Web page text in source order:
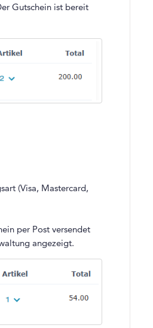
Gutschein ist bereit
(Visa, Mastercard,
per Post versendet
angezeigt.